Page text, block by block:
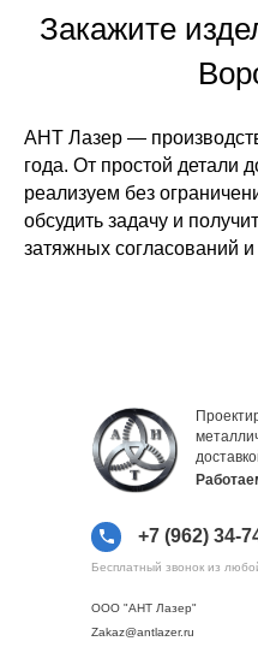
Закажите
АНТ Лазер —
года. От простой детали
реализуем без
обсудить задачу и
затяжных согласований
Бесплатный звонок из
+7 (962) 34-
ООО "АНТ Лазер"
Zakaz@antlazer.ru